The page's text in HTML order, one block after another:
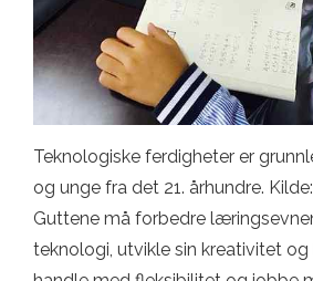
Teknologiske ferdigheter er
og unge fra det 21. århundre.
Guttene må forbedre
teknologi, utvikle sin kreativitet og